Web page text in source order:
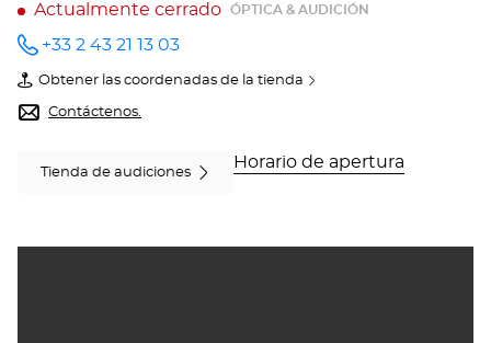
Actualmente cerrado
ÓPTICA & AUDICIÓN
número
de
teléfono
+33 2 43 21 13 03
Obtener las coordenadas de la tienda
de
Opticien
LE
Center
Contáctenos.
Tienda de audiciones
Horario de apertura